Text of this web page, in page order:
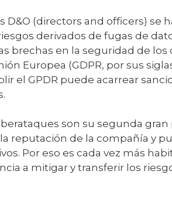
(directors and officers) se
derivados de fugas de
brechas en la seguridad de los
Europea (GDPR, por sus
el GPDR puede acarrear
son su segunda gran
reputación de la compañía y
Por eso es cada vez más
a mitigar y transferir los